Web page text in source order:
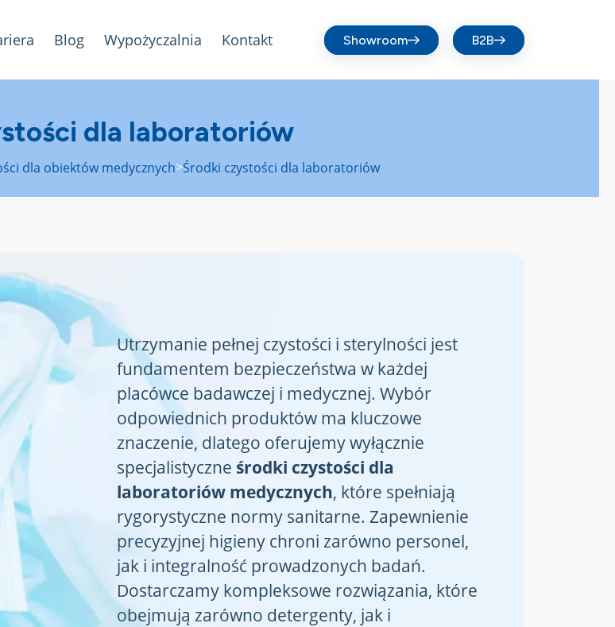
Blog Wypożyczalnia Kontakt Showroom B2B
dla laboratoriów
dla obiektów medycznych>Środki czystości dla laboratoriów
Utrzymanie pełnej czystości i sterylności jest
fundamentem bezpieczeństwa w każdej
placówce badawczej i medycznej. Wybór
odpowiednich produktów ma kluczowe
znaczenie, dlatego oferujemy wyłącznie
specjalistyczne środki czystości dla
laboratoriów medycznych, które spełniają
rygorystyczne normy sanitarne. Zapewnienie
precyzyjnej higieny chroni zarówno personel,
jak i integralność prowadzonych badań.
Dostarczamy kompleksowe rozwiązania, które
obejmują zarówno detergenty, jak i